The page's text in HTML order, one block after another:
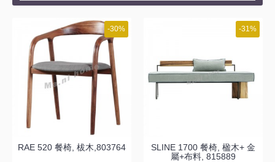
-30%
RAE 520 餐椅, 柭木,803764
-31%
SLINE 1700 餐椅, 楹木+ 金
屬+布料, 815889